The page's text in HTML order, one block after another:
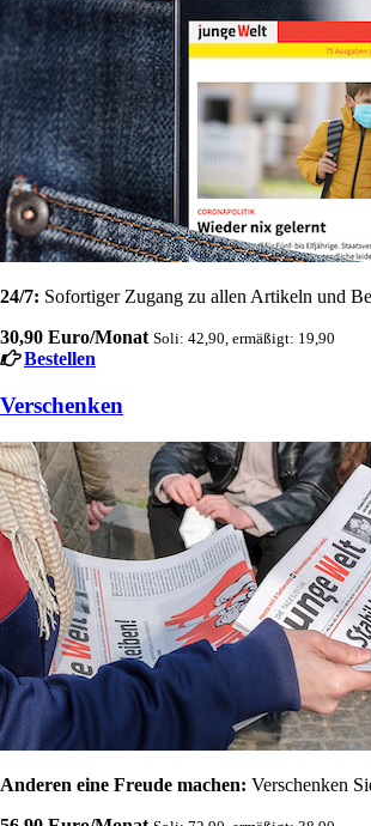
24/7: Sofortiger Zugang zu allen Artikeln und
30,90 Euro/Monat Soli: 42,90, ermäßigt: 19,90
Bestellen
Verschenken
Anderen eine Freude machen: Verschenken